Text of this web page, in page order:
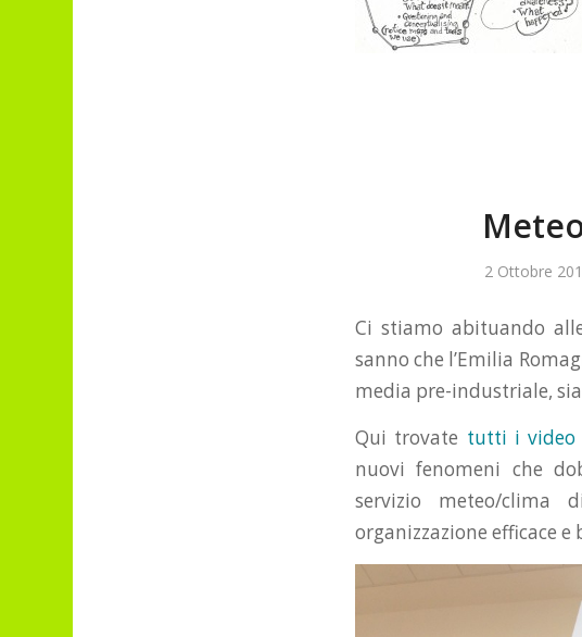
2 Ottobre
Ci stiamo abituando
sanno che l’Emilia
media pre-industriale,
Qui trovate tutti i video
nuovi fenomeni che
servizio meteo/clima
organizzazione efficace e